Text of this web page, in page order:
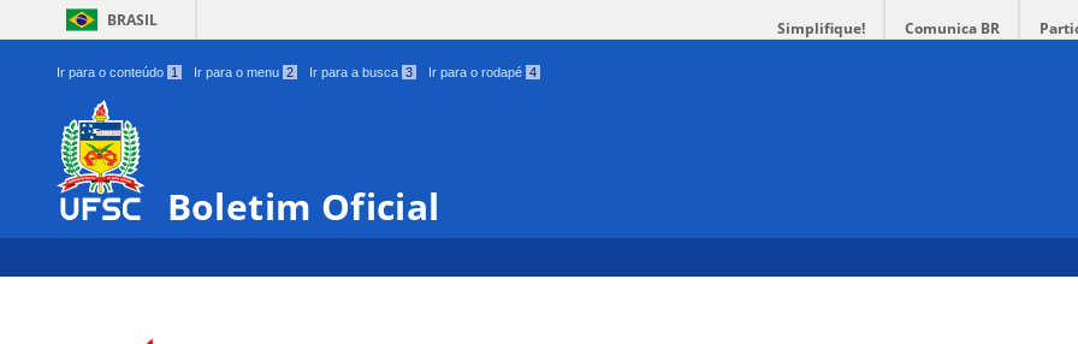
BRASIL Simplifique! Comunica BR
Ir para o conteúdo 1 Ir para o menu 2 Ir para a busca 3 Ir para o rodapé 4
Boletim Oficial